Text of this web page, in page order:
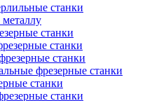
станки
станки
станки
станки
фрезерные станки
станки
станки